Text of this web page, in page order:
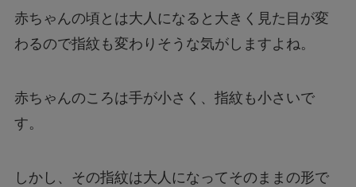
赤ちゃんの頃とは大人になると大きく見た目が変
わるので指紋も変わりそうな気がしますよね。
赤ちゃんのころは手が小さく、指紋も小さいで
す。
しかし、その指紋は大人になってそのままの形で